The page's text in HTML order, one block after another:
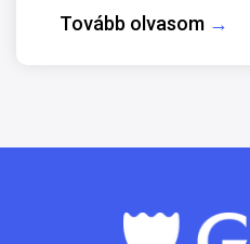
Tovább olvasom →